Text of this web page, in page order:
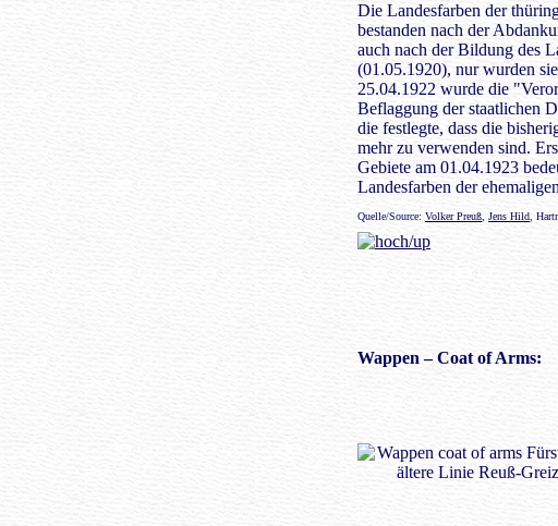
Die Landesfarben der
bestanden nach der
auch nach der Bildung des
(01.05.1920), nur wurden
25.04.1922 wurde die
Beflaggung der staatlichen
die festlegte, dass die
mehr zu verwenden sind.
Gebiete am 01.04.1923
Landesfarben der
Quelle/Source: Volker Preuß Jens Hild ,
Wappen – Coat of Arms: